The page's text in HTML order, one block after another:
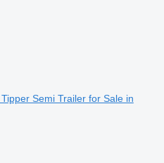
Semi Trailer for Sale in